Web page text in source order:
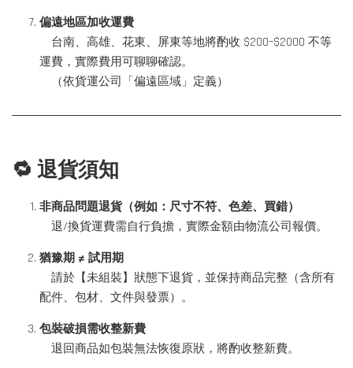
偏遠地區加收運費
台南、高雄、花東、屏東等地將酌收 $200–$2000 不等
運費，實際費用可聊聊確認。
（依貨運公司「偏遠區域」定義）
🔁 退貨須知
非商品問題退貨（例如：尺寸不符、色差、買錯）
退/換貨運費需自行負擔，實際金額由物流公司報價。
猶豫期 ≠ 試用期
請於【未組裝】狀態下退貨，並保持商品完整（含所有
配件、包材、文件與發票）。
包裝破損需收整新費
退回商品如包裝無法恢復原狀，將酌收整新費。